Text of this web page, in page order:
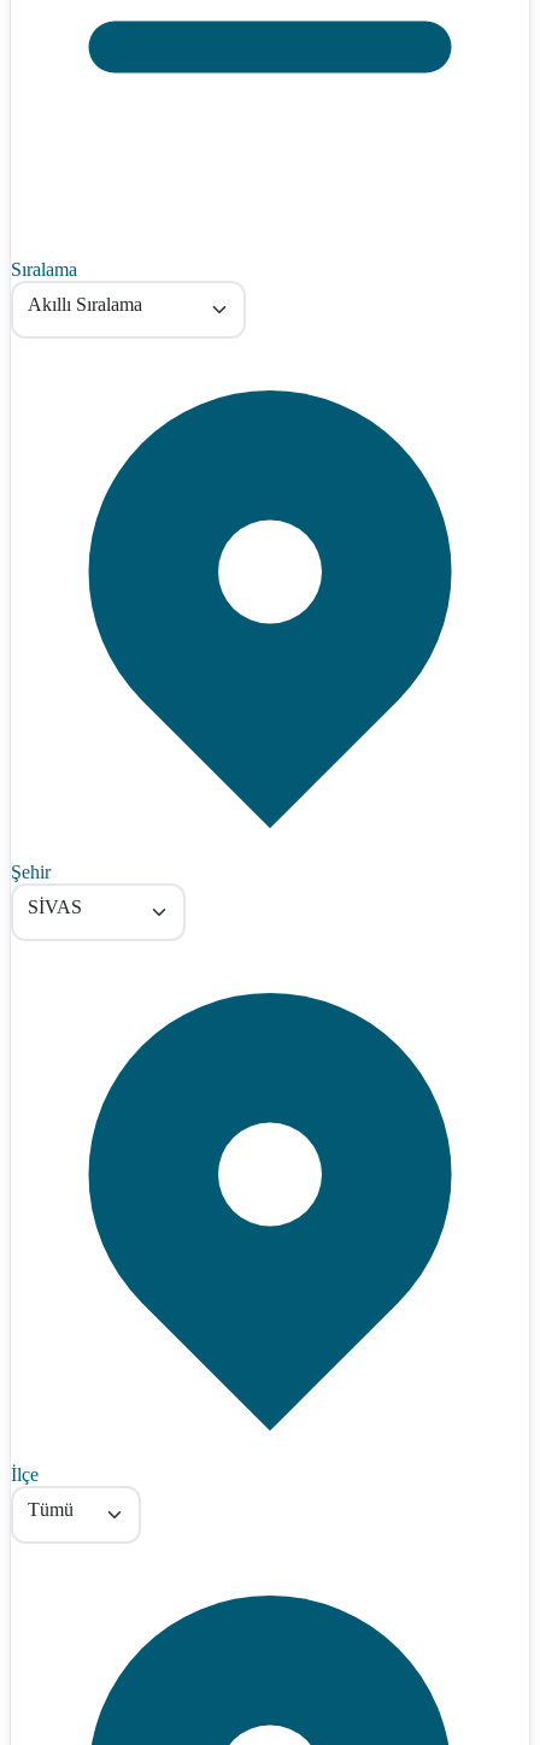
Sıralama
Akıllı Sıralama
Şehir
SİVAS
İlçe
Tümü